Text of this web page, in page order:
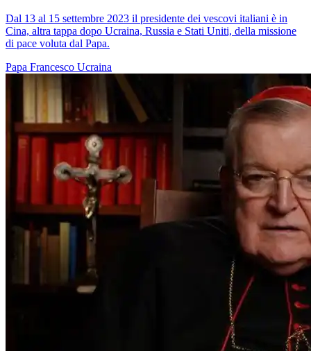
Dal 13 al 15 settembre 2023 il presidente dei vescovi italiani è in
Cina, altra tappa dopo Ucraina, Russia e Stati Uniti, della missione
di pace voluta dal Papa.
Papa Francesco Ucraina